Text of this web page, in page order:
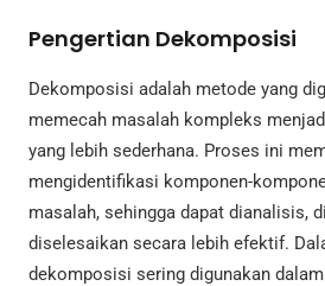
Pengertian Dekomposisi
Dekomposisi adalah metode yang
memecah masalah kompleks
yang lebih sederhana. Proses ini
mengidentifikasi komponen-
masalah, sehingga dapat dianalisis,
diselesaikan secara lebih efektif.
dekomposisi sering digunakan